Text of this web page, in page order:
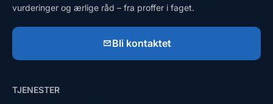
vurderinger og ærlige råd – fra proffer i faget.
Bli kontaktet
TJENESTER